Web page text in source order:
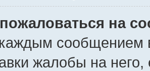
на
сообщением
жалобы на